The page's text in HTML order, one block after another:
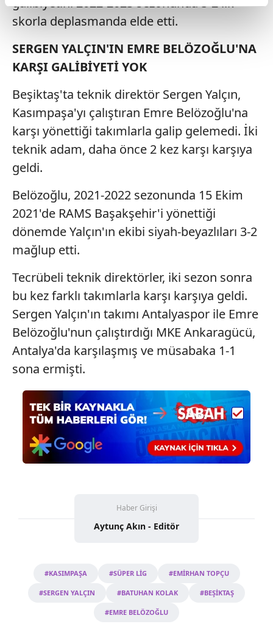
reklamların maliyetlerimizi karşılamak noktasında tek gelir
kalemimiz olduğunu sizlere hatırlatmak isteriz.
Her halükârda, kullanıcılar, bu çerezlere izin vermedikleri
takdirde, kullanıcılara hedefli reklamlar
Sizlere daha iyi bir hizmet sunabilmek için İnternet
Sitemizde kendimize ve üçüncü kişilere ait çerezler
kullanılmaktadır. Bu çerezler vasıtasıyla çeşitli kişisel
verileriniz işlenmekte olup gerekli olan çerezler bilgi
toplumu hizmetlerinin sunulması amacıyla
kılınması ve kişiselleştirilmesi ve sizlere yönelik
reklam/pazarlama faaliyetlerinin yapılması, amaçlarıyla
sınırlı olarak açık rızanız dahilinde kullanılacaktır.
Çerezlere ilişkin tercihlerinizi aşağıda yer alan panel
vasıtasıyla belirleyebilirsiniz. Çerezlere ilişkin detaylı bilgi
Metnimizi ziyaret edebilirsiniz.
6698 sayılı Kişisel Verilerin Korunması Kanunu uyarınca
hazırlanmış Aydınlatma Metnimizi okumak ve sitemizde
ilgili mevzuata uygun olarak kullanılan çerezlerle ilgili bilgi
almak için lütfentıklayınız
skorla deplasmanda elde etti.
SERGEN YALÇIN'IN EMRE BELÖZOĞLU'NA
KARŞI GALİBİYETİ YOK
Beşiktaş'ta teknik direktör Sergen Yalçın,
Kasımpaşa'yı çalıştıran Emre Belözoğlu'na
karşı yönettiği takımlarla galip gelemedi. İki
teknik adam, daha önce 2 kez karşı karşıya
geldi.
Belözoğlu, 2021-2022 sezonunda 15 Ekim
2021'de RAMS Başakşehir'i yönettiği
dönemde Yalçın'ın ekibi siyah-beyazlıları 3-2
mağlup etti.
Tecrübeli teknik direktörler, iki sezon sonra
bu kez farklı takımlarla karşı karşıya geldi.
Sergen Yalçın'ın takımı Antalyaspor ile Emre
Belözoğlu'nun çalıştırdığı MKE Ankaragücü,
Antalya'da karşılaşmış ve müsabaka 1-1
sona ermişti.
Haber Girişi
Aytunç Akın - Editör
#KASIMPAŞA #SÜPER LİG #EMİRHAN TOPÇU
#SERGEN YALÇIN #BATUHAN KOLAK #BEŞİKTAŞ
#EMRE BELÖZOĞLU